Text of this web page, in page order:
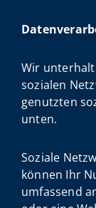
Wir
sozialen
genutzten
unten.
Soziale
können Ihr
umfassend